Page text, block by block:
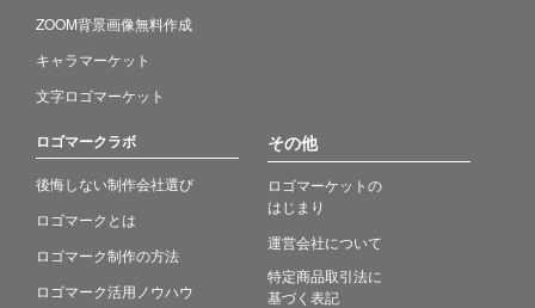
ZOOM背景画像無料作成
キャラマーケット
文字ロゴマーケット
ロゴマークラボ
後悔しない制作会社選び
ロゴマークとは
ロゴマーク制作の方法
ロゴマーク活用ノウハウ
その他
ロゴマーケットの
はじまり
運営会社について
特定商品取引法に
基づく表記